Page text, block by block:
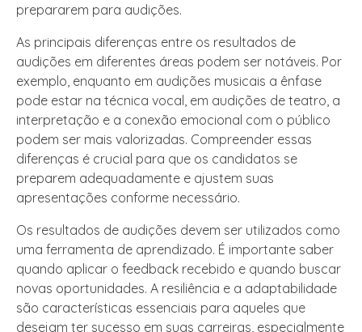
prepararem para audições.
As principais diferenças entre os resultados de
audições em diferentes áreas podem ser notáveis. Por
exemplo, enquanto em audições musicais a ênfase
pode estar na técnica vocal, em audições de teatro, a
interpretação e a conexão emocional com o público
podem ser mais valorizadas. Compreender essas
diferenças é crucial para que os candidatos se
preparem adequadamente e ajustem suas
apresentações conforme necessário.
Os resultados de audições devem ser utilizados como
uma ferramenta de aprendizado. É importante saber
quando aplicar o feedback recebido e quando buscar
novas oportunidades. A resiliência e a adaptabilidade
são características essenciais para aqueles que
desejam ter sucesso em suas carreiras, especialmente